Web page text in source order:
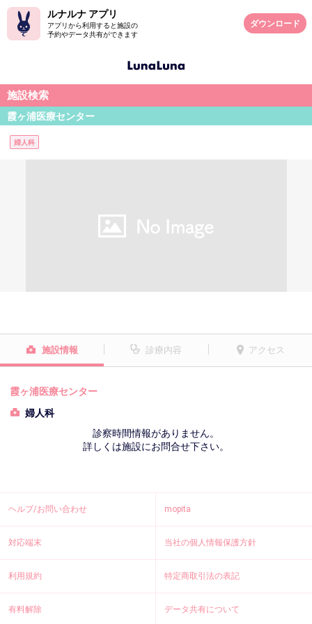
ルナルナ アプリ
アプリから利用すると施設の
予約やデータ共有ができます
ダウンロード
施設検索
霞ヶ浦医療センター
婦人科
施設情報 診療内容 アクセス
霞ヶ浦医療センター
婦人科
診察時間情報がありません。
詳しくは施設にお問合せ下さい。
ヘルプ/お問い合わせ mopita
対応端末 当社の個人情報保護方針
利用規約 特定商取引法の表記
有料解除 データ共有について